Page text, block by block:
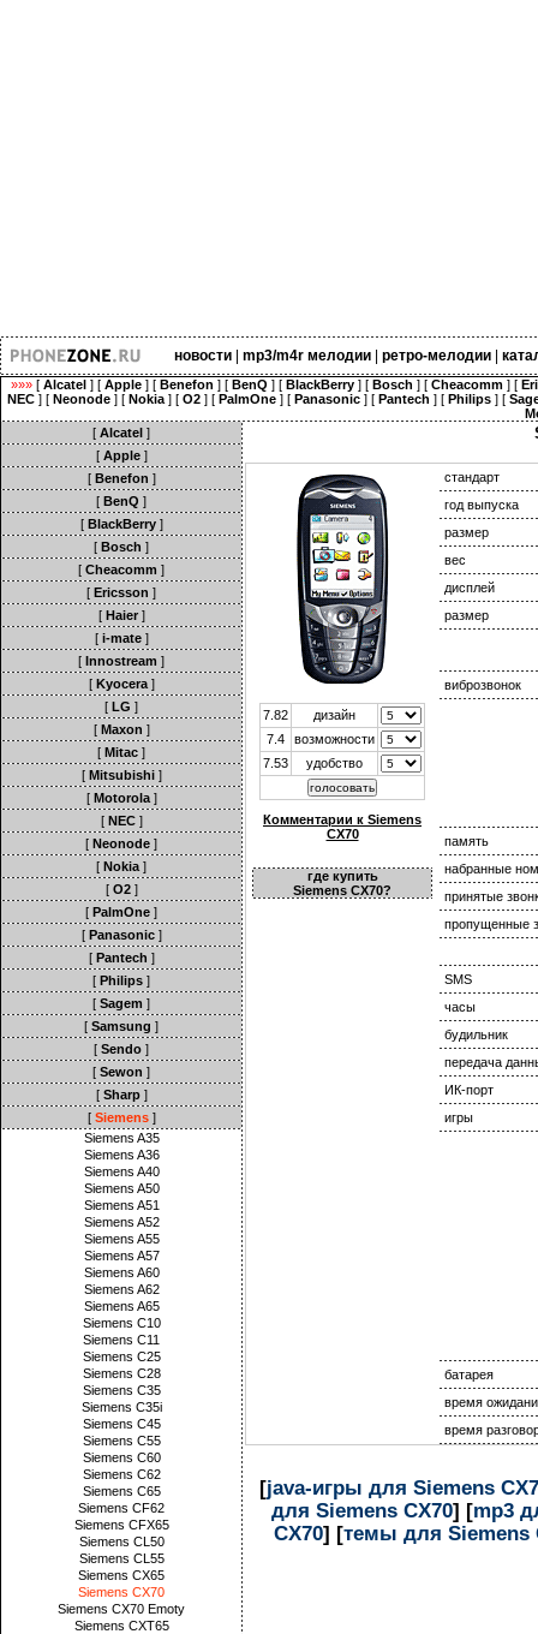
новости| mp3/m4r мелодии| ретро-мелодии|
»»» [ Alcatel ] [ Apple ] [ Benefon ] [ BenQ ] [ BlackBerry ] [ Bosch ] [ Cheacomm ] [
NEC ] [ Neonode ] [ Nokia ] [ O2 ] [ PalmOne ] [ Panasonic ] [ Pantech ] [ Philips ] [
[ Alcatel ]
[ Apple]
[ Benefon ]
[ BenQ ]
[ BlackBerry]
[ Bosch ]
[ Cheacomm ]
[ Ericsson ]
[ Haier]
[ i-mate]
[ Innostream ]
[ Kyocera]
[ LG ]
[ Maxon ]
[ Mitac ]
[ Mitsubishi]
[ Motorola]
[ NEC]
[ Neonode ]
[ Nokia ]
[ O2]
[ PalmOne ]
[ Panasonic]
[ Pantech ]
[ Philips ]
[ Sagem ]
[ Samsung ]
[ Sendo ]
[ Sewon ]
[ Sharp]
[ Siemens]
Siemens A35
Siemens A36
Siemens A40
Siemens A50
Siemens A51
Siemens A52
Siemens A55
Siemens A57
Siemens A60
Siemens A62
Siemens A65
Siemens C10
Siemens C11
Siemens C25
Siemens C28
Siemens C35
Siemens C35i
Siemens C45
Siemens C55
Siemens C60
Siemens C62
Siemens C65
Siemens CF62
Siemens CFX65
Siemens CL50
Siemens CL55
Siemens CX65
Siemens CX70
Siemens CX70 Emoty
Siemens CXT65
7.82
дизайн
7.4
возможности
7.53
удобство
Комментарии к Siemens
CX70
где купить
Siemens CX70?
стандарт
год выпуска
размер
вес
дисплей
размер
виброзвонок
память
набранные
принятые
пропущенные
SMS
часы
будильник
передача
ИК-порт
игры
батарея
время
время
[java-игры для Siemens
для Siemens CX70] [mp3
CX70] [темы для Siemens